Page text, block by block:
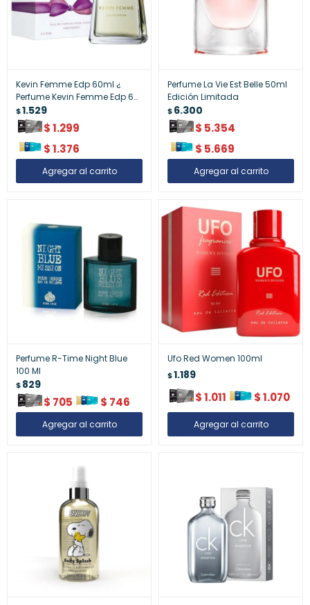
Kevin Femme Edp 60ml ¿
Perfume Kevin Femme Edp 60
Ml
$1.529
$1.299
$1.376
Perfume La Vie Est Belle 50ml
Edición Limitada
$6.300
$ 5.354
$ 5.669
Perfume R-Time Night Blue
100 Ml
$829
$ 705 $ 746
Ufo Red Women 100ml
$1.189
$1.011 $1.070